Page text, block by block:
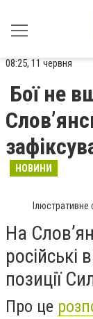
08:25, 11 червня
Бої не
НОВИНИ
На
російські
позиції
Про це